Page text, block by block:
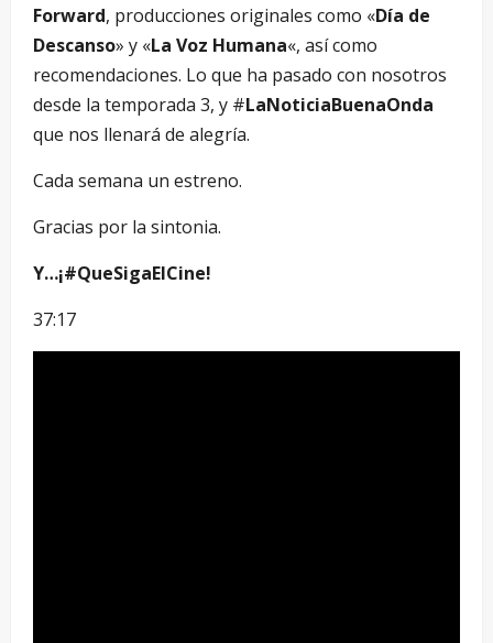
Forward, producciones originales como «Día de
Descanso» y «La Voz Humana«, así como
recomendaciones. Lo que ha pasado con nosotros
desde la temporada 3, y #LaNoticiaBuenaOnda
que nos llenará de alegría.
Cada semana un estreno.
Gracias por la sintonia.
Y…¡#QueSigaElCine!
37:17